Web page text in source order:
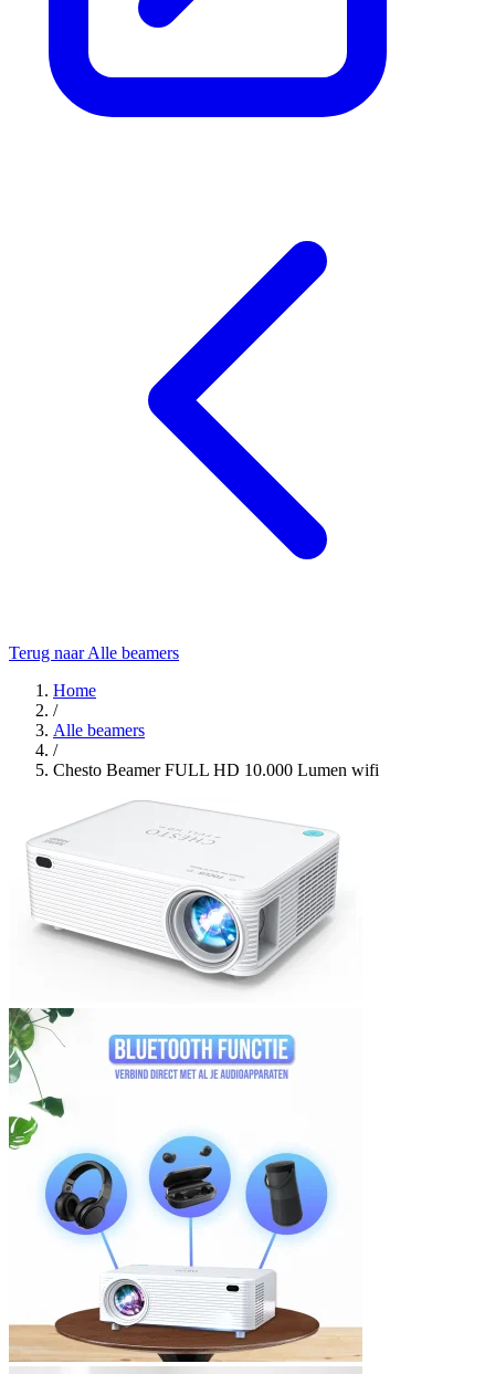
Terug naar Alle beamers
Home
/
Alle beamers
/
Chesto Beamer FULL HD 10.000 Lumen wifi